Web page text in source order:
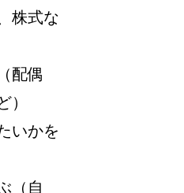
株式な
配偶
）
いかを
（自